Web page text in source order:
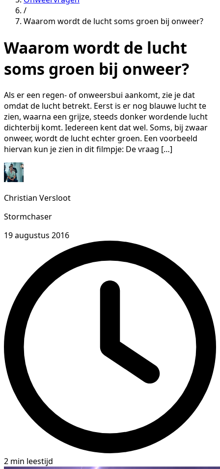
/
Waarom wordt de lucht soms groen bij onweer?
Waarom wordt de lucht
soms groen bij onweer?
Als er een regen- of onweersbui aankomt, zie je dat
omdat de lucht betrekt. Eerst is er nog blauwe lucht te
zien, waarna een grijze, steeds donker wordende lucht
dichterbij komt. Iedereen kent dat wel. Soms, bij zwaar
onweer, wordt de lucht echter groen. Een voorbeeld
hiervan kun je zien in dit filmpje: De vraag […]
Christian Versloot
Stormchaser
19 augustus 2016
2 min leestijd